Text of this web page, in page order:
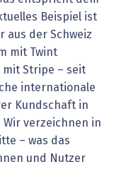
Beispiel ist
aus der Schweiz
mit Twint
mit Stripe – seit
internationale
Kundschaft in
Wir verzeichnen in
– was das
und Nutzer